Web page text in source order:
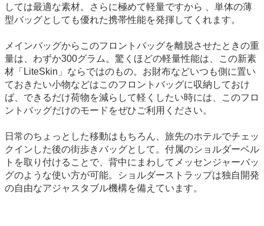
しては最適な素材。さらに極めて軽量ですから 、単体の薄
型バッグとしても優れた携帯性能を発揮してくれます。
メインバッグからこのフロントバッグを離脱させたときの重
量は、わずか300グラム。驚くほどの軽量性能は、この新素
材「LiteSkin」ならではのもの。お財布などいつも側に置い
ておきたい小物などはこのフロントバッグに収納しておけ
ば、できるだけ荷物を減らして軽くしたい時には、このフロ
ントバッグだけのモードをぜひご利用ください。
日常のちょっとした移動はもちろん、旅先のホテルでチェッ
クインした後の街歩きバッグとして。付属のショルダーベル
トを取り付けることで、背中にまわしてメッセンジャーバッ
グのような使い方が可能。ショルダーストラップは独自開発
の自由なアジャスタブル機構を備えています。